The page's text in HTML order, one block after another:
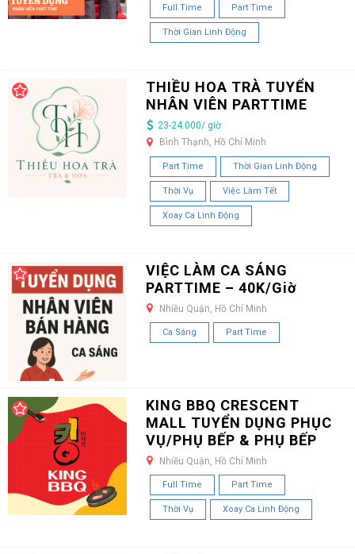
Full Time Part Time
Thời Gian Linh Động
THIỀU HOA TRÀ TUYỂN
NHÂN VIÊN PARTTIME
23-24.000/ giờ
Bình Thạnh, Hồ Chí Minh
Part Time Thời Gian Linh Động
Thời Vụ Việc Làm Tết
Xoay Ca Linh Động
VIỆC LÀM CA SÁNG
PARTTIME – 40K/Giờ
Nhiều Quận, Hồ Chí Minh
Ca Sáng Part Time
KING BBQ CRESCENT
MALL TUYỂN DỤNG PHỤC
VỤ/PHỤ BẾP & PHỤ BẾP
Nhiều Quận, Hồ Chí Minh
Full Time Part Time
Thời Vụ Xoay Ca Linh Động